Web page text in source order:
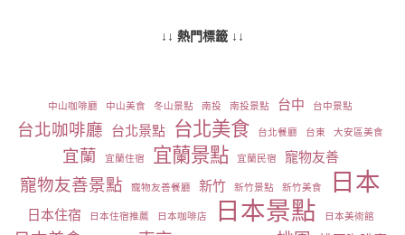
↓↓ 熱門標籤 ↓↓
中山咖啡廳 中山美食 冬山景點 南投 南投景點 台中 台中景點
台北咖啡廳 台北景點 台北美食 台北餐廳 台東 大安區美食
宜蘭 宜蘭住宿 宜蘭景點 宜蘭民宿 寵物友善
寵物友善景點 寵物友善餐廳 新竹 新竹景點 新竹美食 日本
日本住宿 日本住宿推薦 日本咖啡店 日本景點 日本美術館